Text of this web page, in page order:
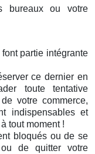
bureaux ou votre
font partie intégrante
ce dernier en
toute tentative
votre commerce,
indispensables et
tout moment !
bloqués ou de se
ou de quitter votre